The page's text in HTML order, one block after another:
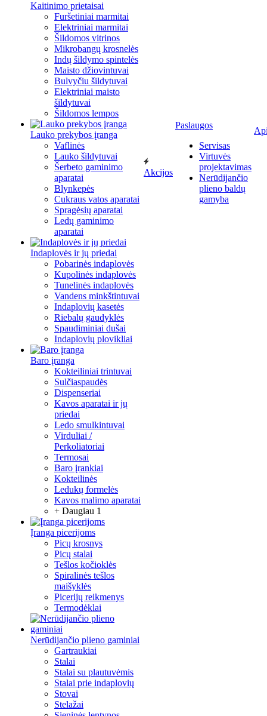
Kaitinimo prietaisai
Furšetiniai marmitai
Elektriniai marmitai
Šildomos vitrinos
Mikrobangų krosnelės
Indų šildymo spintelės
Maisto džiovintuvai
Bulvyčiu šildytuvai
Elektriniai maisto
šildytuvai
Šildomos lempos
Lauko prekybos įranga
Vaflinės
Lauko šildytuvai
Šerbeto gaminimo
aparatai
Blynkepės
Cukraus vatos aparatai
Spragėsių aparatai
Ledų gaminimo
aparatai
Indaplovės ir jų priedai
Pobarinės indaplovės
Kupolinės indaplovės
Tunelinės indaplovės
Vandens minkštintuvai
Indaplovių kasetės
Riebalų gaudyklės
Spaudiminiai dušai
Indaplovių plovikliai
Baro įranga
Kokteiliniai trintuvai
Sulčiaspaudės
Dispenseriai
Kavos aparatai ir jų
priedai
Ledo smulkintuvai
Virduliai /
Perkoliatoriai
Termosai
Baro įrankiai
Kokteilinės
Ledukų formelės
Kavos malimo aparatai
+ Daugiau 1
Įranga picerijoms
Picų krosnys
Picų stalai
Tešlos kočioklės
Spiralinės tešlos
maišyklės
Picerijų reikmenys
Termodėklai
Nerūdijančio plieno gaminiai
Gartraukiai
Stalai
Stalai su plautuvėmis
Stalai prie indaplovių
Stovai
Stelažai
Akcijos
Paslaugos
Servisas
Virtuvės
projektavimas
Nerūdijančio
plieno baldų
gamyba